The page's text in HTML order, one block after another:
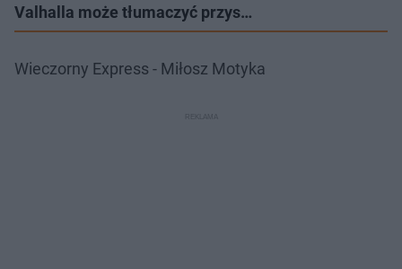
Valhalla może tłumaczyć przys…
Wieczorny Express - Miłosz Motyka